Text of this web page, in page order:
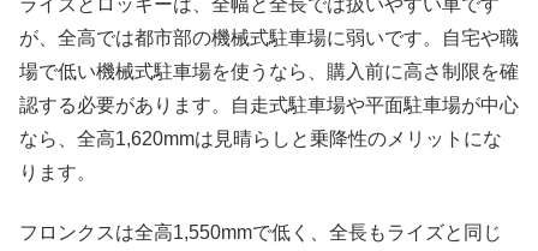
が、全高では都市部の機械式駐車場に弱いです。自宅や職
場で低い機械式駐車場を使うなら、購入前に高さ制限を確
認する必要があります。自走式駐車場や平面駐車場が中心
なら、全高1,620mmは見晴らしと乗降性のメリットにな
ります。
フロンクスは全高1,550mmで低く、全長もライズと同じ